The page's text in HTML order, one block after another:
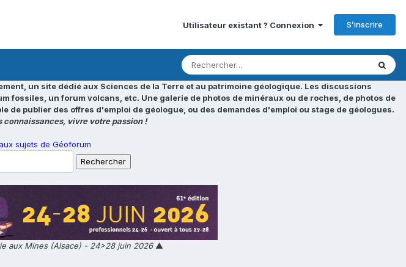
Utilisateur existant ? Connexion S’inscrire
un site dédié aux Sciences de la Terre et au patrimoine géologique. Les discussions
un forum volcans, etc. Une galerie de photos de minéraux ou de roches, de photos de
publier des offres d'emploi de géologue, ou des demandes d'emploi ou stage de géologues.
connaissances, vivre votre passion !
sujets de Géoforum
aux Mines (Alsace) - 24>28 juin 2026▲